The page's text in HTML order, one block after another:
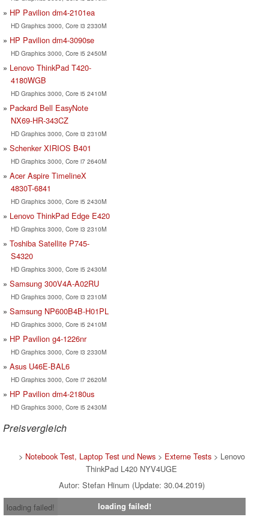
HP Pavilion dm4-2101ea
HD Graphics 3000, Core i3 2330M
HP Pavilion dm4-3090se
HD Graphics 3000, Core i5 2450M
Lenovo ThinkPad T420-
4180WGB
HD Graphics 3000, Core i5 2410M
Packard Bell EasyNote
NX69-HR-343CZ
HD Graphics 3000, Core i3 2310M
Schenker XIRIOS B401
HD Graphics 3000, Core i7 2640M
Acer Aspire TimelineX
4830T-6841
HD Graphics 3000, Core i5 2430M
Lenovo ThinkPad Edge E420
HD Graphics 3000, Core i3 2310M
Toshiba Satellite P745-
S4320
HD Graphics 3000, Core i5 2430M
Samsung 300V4A-A02RU
HD Graphics 3000, Core i3 2310M
Samsung NP600B4B-H01PL
HD Graphics 3000, Core i5 2410M
HP Pavilion g4-1226nr
HD Graphics 3000, Core i3 2330M
Asus U46E-BAL6
HD Graphics 3000, Core i7 2620M
HP Pavilion dm4-2180us
HD Graphics 3000, Core i5 2430M
Preisvergleich
> Notebook Test, Laptop Test und News> Externe Tests> Lenovo
ThinkPad L420 NYV4UGE
Autor: Stefan Hinum (Update: 30.04.2019)
loading failed!
loading failed!